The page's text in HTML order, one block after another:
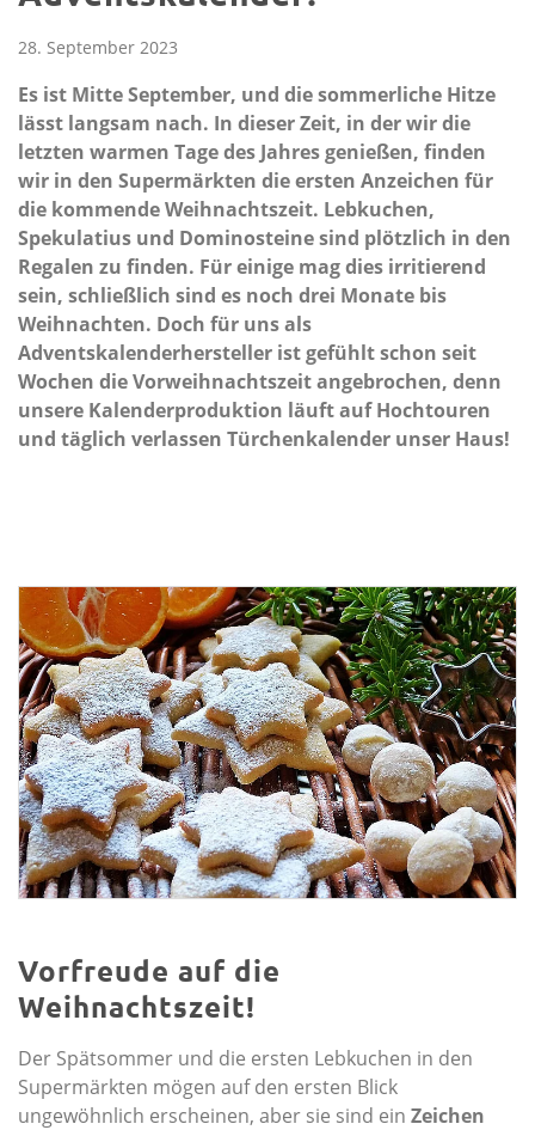
28. September 2023
Es ist Mitte September, und die sommerliche Hitze
lässt langsam nach. In dieser Zeit, in der wir die
letzten warmen Tage des Jahres genießen, finden
wir in den Supermärkten die ersten Anzeichen für
die kommende Weihnachtszeit. Lebkuchen,
Spekulatius und Dominosteine sind plötzlich in den
Regalen zu finden. Für einige mag dies irritierend
sein, schließlich sind es noch drei Monate bis
Weihnachten. Doch für uns als
Adventskalenderhersteller ist gefühlt schon seit
Wochen die Vorweihnachtszeit angebrochen, denn
unsere Kalenderproduktion läuft auf Hochtouren
und täglich verlassen Türchenkalender unser Haus!
Vorfreude auf die
Weihnachtszeit!
Der Spätsommer und die ersten Lebkuchen in den
Supermärkten mögen auf den ersten Blick
ungewöhnlich erscheinen, aber sie sind ein Zeichen